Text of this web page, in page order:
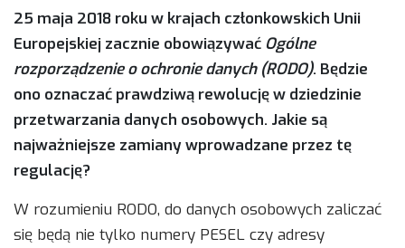
25 maja 2018 roku w krajach członkowskich Unii
Europejskiej zacznie obowiązywać Ogólne
rozporządzenie o ochronie danych (RODO). Będzie
ono oznaczać prawdziwą rewolucję w dziedzinie
przetwarzania danych osobowych. Jakie są
najważniejsze zamiany wprowadzane przez tę
regulację?
W rozumieniu RODO, do danych osobowych zaliczać
się będą nie tylko numery PESEL czy adresy